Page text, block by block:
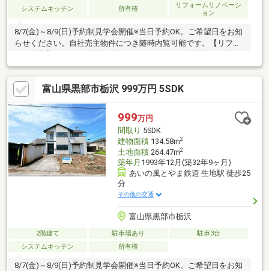
システムキッチン 所有権
リフォームリノベーシ
ョン
8/7(金)～8/9(日)予約制見学会開催※当日予約OK。ご希望日をお知
らせください。自社売主物件につき随時内覧可能です。【リフォ
点検、設備点検●外壁塗装●システムキッチン交換、ユニットバス
交換、トイレ交換、洗面化粧台交換●間取変更、室内ドア交換、
床材上張り、クロス張替え●インターホン設置、火災警報器設
置、照明器具交換【おすすめポイント】・本物件は条件により住
宅ローン減税が適用されます。・雨漏り、構造上主要な部分の欠
陥や腐食、給排水管の故障や漏水についてお引渡しより２年間保
証・シロアリ防除工事施工後5
富山県黒部市栃沢 999万円 5SDK
999万円
間取り 5SDK
建物面積134.58m2
土地面積264.47m2
築年月 1993年12月(築32年9ヶ月)
あいの風とやま鉄道 生地駅 徒歩25
分
その他の交通
富山県黒部市栃沢
2階建て 駐車場あり
駐車3台
システムキッチン
所有権
8/7(金)～8/9(日)予約制見学会開催※当日予約OK。ご希望日をお知